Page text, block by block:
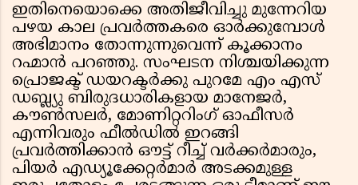
ഇതിനെയൊക്കെ അതിജീവിച്ചു മുന്നേറിയ
പഴയ കാല പ്രവർത്തകരെ ഓർക്കുമ്പോൾ
അഭിമാനം തോന്നുന്നുവെന്ന് കൂക്കാനം
റഹ്മാൻ പറഞ്ഞു. സംഘടന നിശ്ചയിക്കുന്ന
പ്രൊജക്ട് ഡയറക്ടർക്കു പുറമേ എം എസ്
ഡബ്ല്യു ബിരുദധാരികളായ മാനേജർ,
കൗൺസലർ, മോണിറ്ററിംഗ് ഓഫീസർ
എന്നിവരും ഫീൽഡിൽ ഇറങ്ങി
പ്രവർത്തിക്കാൻ ഔട്ട് റീച്ച് വർക്കർമാരും,
പിയർ എഡ്യൂക്കേറ്റർമാർ അടക്കമുള്ള